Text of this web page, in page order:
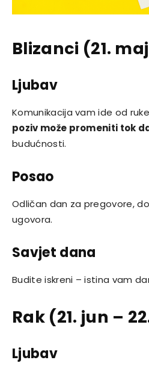
Blizanci (21.
Ljubav
Komunikacija vam ide od
poziv može promeniti tok
budućnosti.
Posao
Odličan dan za pregovore,
ugovora.
Savjet dana
Budite iskreni – istina vam
Rak (21. jun –
Ljubav